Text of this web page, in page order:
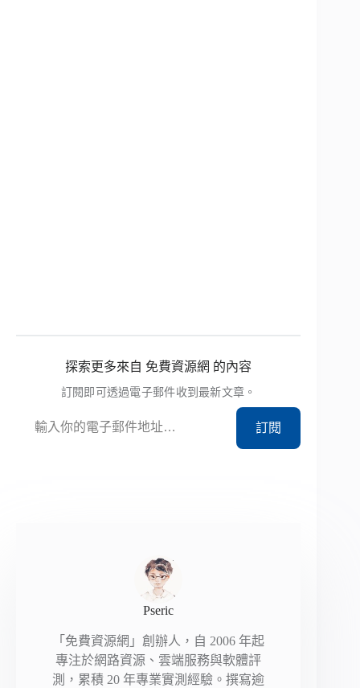
探索更多來自 免費資源網 的內容
訂閱即可透過電子郵件收到最新文章。
訂閱
Pseric
「免費資源網」創辦人，自 2006 年起
專注於網路資源、雲端服務與軟體評
測，累積 20 年專業實測經驗。撰寫逾